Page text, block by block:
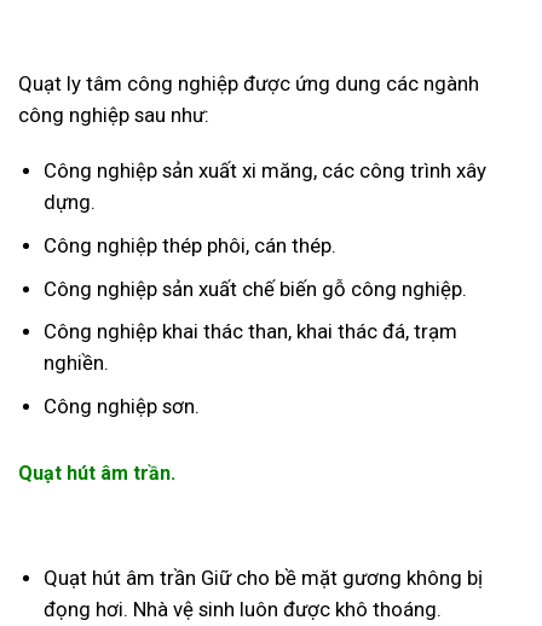
Quạt ly tâm công nghiệp được ứng dung các ngành
công nghiệp sau như:
Công nghiệp sản xuất xi măng, các công trình xây
dựng.
Công nghiệp thép phôi, cán thép.
Công nghiệp sản xuất chế biến gỗ công nghiệp.
Công nghiệp khai thác than, khai thác đá, trạm
nghiền.
Công nghiệp sơn.
Quạt hút âm trần.
Quạt hút âm trần Giữ cho bề mặt gương không bị
đọng hơi. Nhà vệ sinh luôn được khô thoáng.